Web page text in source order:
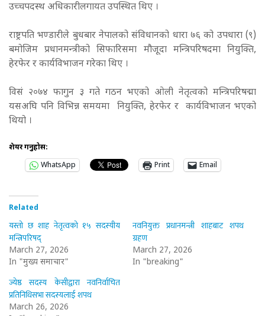
उच्चपदस्थ अधिकारीलगायत उपस्थित थिए ।
राष्ट्रपति भण्डारीले बुधबार नेपालको संविधानको धारा ७६ को उपधारा (९)
बमोजिम प्रधानमन्त्रीको सिफारिसमा मौजूदा मन्त्रिपरिषदमा नियुक्ति,
हेरफेर र कार्यविभाजन गरेका थिए ।
विसं २०७४ फागुन ३ गते गठन भएको ओली नेतृत्वको मन्त्रिपरिषद्मा
यसअघि पनि विभिन्न समयमा नियुक्ति, हेरफेर र कार्यविभाजन भएको
थियो ।
शेयर गर्नुहोस:
WhatsApp
Print Email
Related
यस्तो छ शाह नेतृत्वको १५ सदस्यीय
मन्त्रिपरिषद्
March 27, 2026
In "मुख्य समाचार"
नवनियुक्त प्रधानमन्त्री शाहबाट शपथ
ग्रहण
March 27, 2026
In "breaking"
ज्येष्ठ सदस्य केसीद्वारा नवनिर्वाचित
प्रतिनिधिसभा सदस्यलाई शपथ
March 26, 2026